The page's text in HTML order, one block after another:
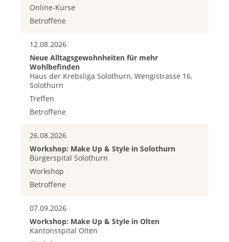
Online-Kurse
Betroffene
12.08.2026
Neue Alltagsgewohnheiten für mehr
Wohlbefinden
Haus der Krebsliga Solothurn, Wengistrasse 16,
Solothurn
Treffen
Betroffene
26.08.2026
Workshop: Make Up & Style in Solothurn
Bürgerspital Solothurn
Workshop
Betroffene
07.09.2026
Workshop: Make Up & Style in Olten
Kantonsspital Olten